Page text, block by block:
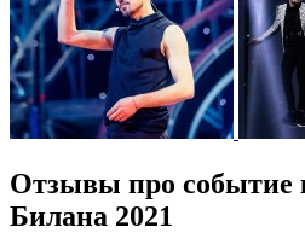
Отзывы про событие
Билана 2021